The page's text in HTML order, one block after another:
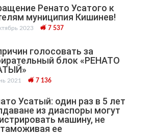
Ренато Усатого к
муниципия Кишинев!
2023 7 537
голосовать за
блок «РЕНАТО
2021 7 136
Усатый: один раз в 5 лет
из диаспоры могут
машину, не
ее